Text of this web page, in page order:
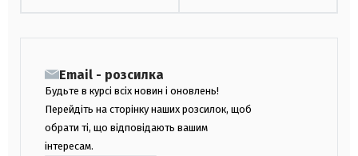
Email - розсилка
Будьте в курсі всіх новин і оновлень!
Перейдіть на сторінку наших розсилок, щоб
обрати ті, що відповідають вашим
інтересам.